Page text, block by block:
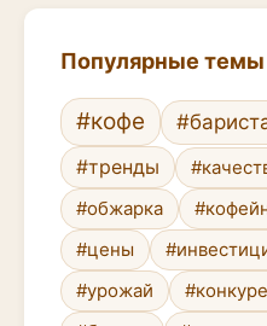
Популярные темы
#кофе
#тренды
#обжарка
#цены
#урожай